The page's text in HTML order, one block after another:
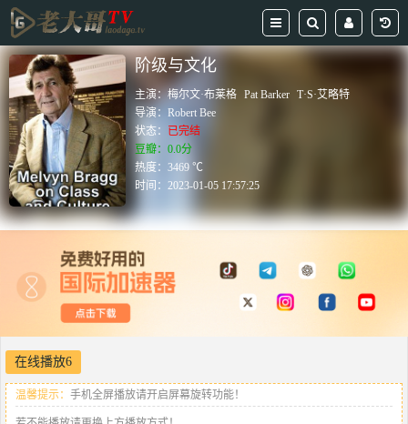
阶级与文化
主演：梅尔文·布莱格 Pat Barker T·S·艾略特
导演：Robert Bee
状态： 已完结
豆瓣：0.0分
热度：3469 ℃
时间：2023-01-05 17:57:25
在线播放6
温馨提示： 手机全屏播放请开启屏幕旋转功能！